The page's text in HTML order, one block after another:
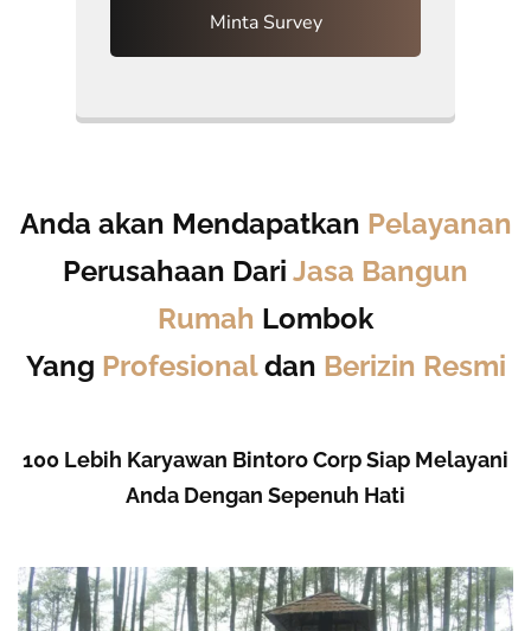
Minta Survey
Anda akan Mendapatkan Pelayanan
Perusahaan Dari Jasa Bangun
Rumah Lombok
Yang Profesionaldan Berizin Resmi
100 Lebih Karyawan Bintoro Corp Siap Melayani
Anda Dengan Sepenuh Hati